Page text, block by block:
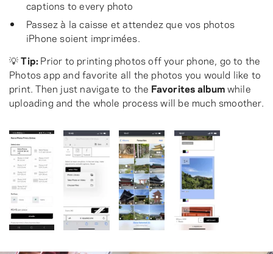
captions to every photo
Passez à la caisse et attendez que vos photos
iPhone soient imprimées.
💡Tip: Prior to printing photos off your phone, go to the
Photos app and favorite all the photos you would like to
print. Then just navigate to the Favorites albumwhile
uploading and the whole process will be much smoother.